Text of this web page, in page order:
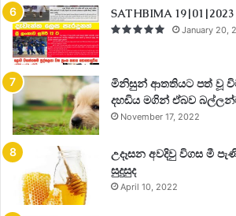
SATHBIMA 19|01|2023
January 20,
මිනිසුන් ආතතියට පත් වූ
දහඩිය මගින් ඒබව
November 17, 2022
උදෑසන අවදිවු විගස මී
සුදුසුද
April 10, 2022